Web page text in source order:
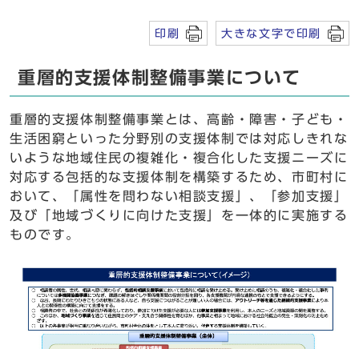
印刷 大きな文字で印刷
重層的支援体制整備事業について
重層的支援体制整備事業とは、高齢・障害・子ども・
生活困窮といった分野別の支援体制では対応しきれな
いような地域住民の複雑化・複合化した支援ニーズに
対応する包括的な支援体制を構築するため、市町村に
おいて、「属性を問わない相談支援」、「参加支援」
及び「地域づくりに向けた支援」を一体的に実施する
ものです。